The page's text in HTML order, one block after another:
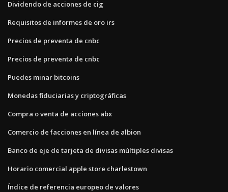
Dividendo de acciones de cig
Requisitos de informes de oro irs
Precios de preventa de cnbc
Precios de preventa de cnbc
Puedes minar bitcoins
Monedas fiduciarias y criptográficas
Compra o venta de acciones abx
Comercio de facciones en línea de albion
Banco de eje de tarjeta de divisas múltiples divisas
Horario comercial apple store charlestown
Índice de referencia europeo de valores